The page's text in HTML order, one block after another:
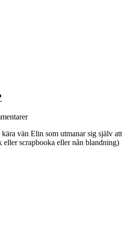
vän Elin som utmanar sig själv att
eller scrapbooka eller nån blandning)